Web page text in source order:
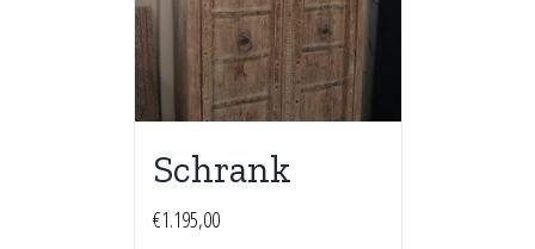
Schrank
€1.195,00